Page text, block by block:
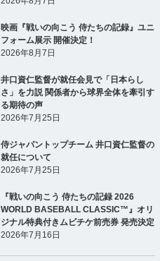
映画『戦いの向こう 侍たちの記録』ユニ
フォーム展示 開催決定！
2026年8月7日
井口資仁監督が就任会見で「日本らし
さ」を力説 関係者から球界全体を牽引す
る期待の声
2026年7月25日
侍ジャパントップチーム 井口資仁監督の
就任について
2026年7月25日
『戦いの向こう 侍たちの記録 2026
WORLD BASEBALL CLASSIC™』オリ
ジナル特典付きムビチケ前売券 発売決定
2026年7月16日